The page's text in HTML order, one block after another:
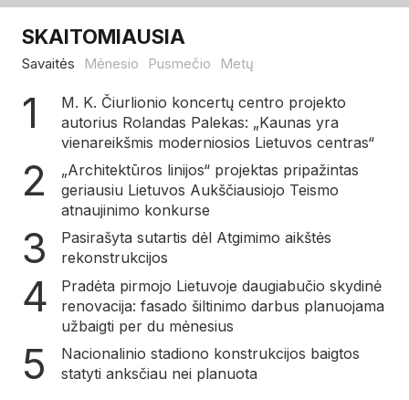
SKAITOMIAUSIA
Savaitės Mėnesio Pusmečio Metų
M. K. Čiurlionio koncertų centro projekto
autorius Rolandas Palekas: „Kaunas yra
vienareikšmis moderniosios Lietuvos centras“
„Architektūros linijos“ projektas pripažintas
geriausiu Lietuvos Aukščiausiojo Teismo
atnaujinimo konkurse
Pasirašyta sutartis dėl Atgimimo aikštės
rekonstrukcijos
Pradėta pirmojo Lietuvoje daugiabučio skydinė
renovacija: fasado šiltinimo darbus planuojama
užbaigti per du mėnesius
Nacionalinio stadiono konstrukcijos baigtos
statyti anksčiau nei planuota